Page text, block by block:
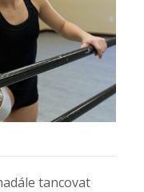
tancovat